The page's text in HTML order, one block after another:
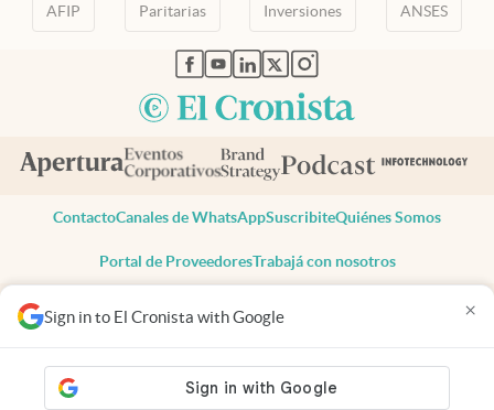
Sign in to El Cronista with Google ×
AFIP Paritarias Inversiones ANSES
abre en nueva pestaña
abre en nueva pestaña
abre en nueva pestaña
abre en nueva pestaña
abre en nueva pestaña
ContactoCanales de WhatsAppSuscribiteQuiénes Somos
Portal de ProveedoresTrabajá con nosotros
Todos los derechos reservados
Privacidad
Consentimiento